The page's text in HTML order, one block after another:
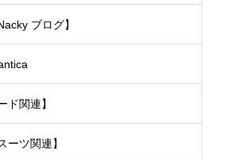
ブログ】
ド関連】
ーツ関連】